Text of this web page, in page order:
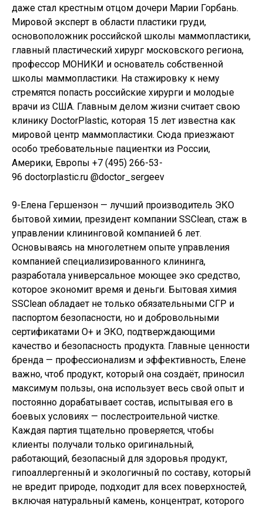
даже стал крестным отцом дочери Марии Горбань.
Мировой эксперт в области пластики груди,
основоположник российской школы маммопластики,
главный пластический хирург московского региона,
профессор МОНИКИ и основатель собственной
школы маммопластики. На стажировку к нему
стремятся попасть российские хирурги и молодые
врачи из США. Главным делом жизни считает свою
клинику DoctorPlastic, которая 15 лет известна как
мировой центр маммопластики. Сюда приезжают
особо требовательные пациентки из России,
Америки, Европы +7 (495) 266-53-
96 doctorplastic.ru @doctor_sergeev
9-Елена Гершензон — лучший производитель ЭКО
бытовой химии, президент компании SSClean, стаж в
управлении клининговой компанией 6 лет.
Основываясь на многолетнем опыте управления
компанией специализированного клининга,
разработала универсальное моющее эко средство,
которое экономит время и деньги. Бытовая химия
SSClean обладает не только обязательными СГР и
паспортом безопасности, но и добровольными
сертификатами О+ и ЭКО, подтверждающими
качество и безопасность продукта. Главные ценности
бренда — профессионализм и эффективность, Елене
важно, чтоб продукт, который она создаёт, приносил
максимум пользы, она использует весь свой опыт и
постоянно дорабатывает состав, испытывая его в
боевых условиях — послестроительной чистке.
Каждая партия тщательно проверяется, чтобы
клиенты получали только оригинальный,
работающий, безопасный для здоровья продукт,
гипоаллергенный и экологичный по составу, который
не вредит природе, подходит для всех поверхностей,
включая натуральный камень, концентрат, которого